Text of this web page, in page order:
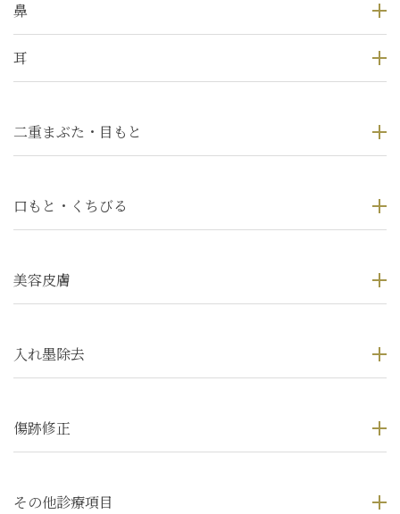
鼻
耳
二重まぶた・目もと
口もと・くちびる
美容皮膚
入れ墨除去
傷跡修正
その他診療項目